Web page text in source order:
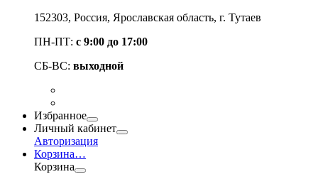
152303, Россия, Ярославская область, г. Тутаев
ПН-ПТ: с 9:00 до 17:00
СБ-ВС: выходной
Избранное
Личный кабинет
Авторизация
Корзина…
Корзина